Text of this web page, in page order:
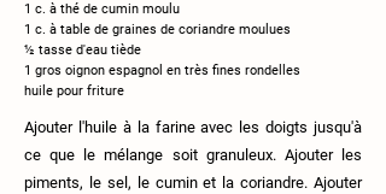
1 c. à thé de cumin moulu
1 c. à table de graines de coriandre moulues
½ tasse d'eau tiède
1 gros oignon espagnol en très fines rondelles
huile pour friture
Ajouter l'huile à la farine avec les doigts jusqu'à
ce que le mélange soit granuleux. Ajouter les
piments, le sel, le cumin et la coriandre. Ajouter